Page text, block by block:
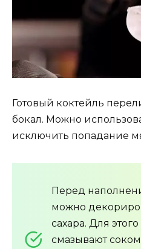
Готовый коктейль
бокал. Можно
исключить попадание
Перед
можно
сахара. Для
смазывают